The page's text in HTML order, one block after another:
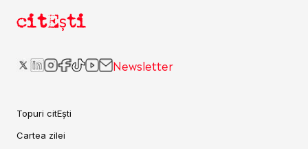
citEști
Newsletter
Topuri citEști
Cartea zilei